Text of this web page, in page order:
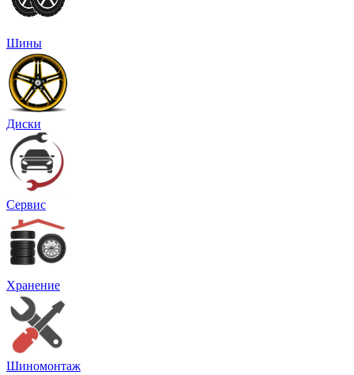
Шины
Диски
Сервис
Хранение
Шиномонтаж